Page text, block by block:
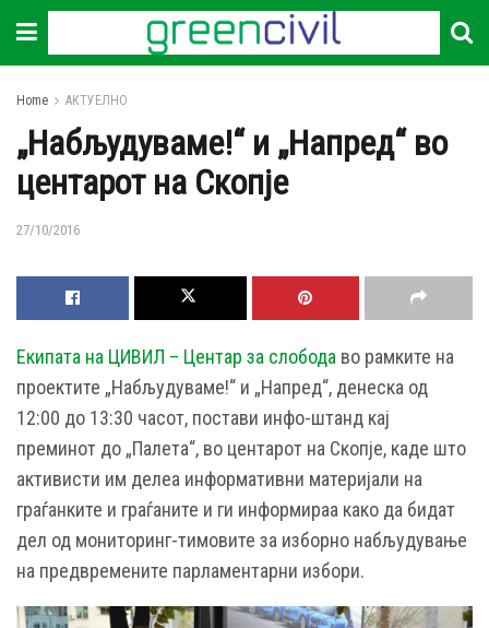
Home АКТУЕЛНО
„Набљудуваме!“ и „Напред“ во
центарот на Скопје
27/10/2016
Екипата на ЦИВИЛ – Центар за слобода во рамките на
проектите „Набљудуваме!“ и „Напред“, денеска од
12:00 до 13:30 часот, постави инфо-штанд кај
преминот до „Палета“, во центарот на Скопје, каде што
активисти им делеа информативни материјали на
граѓанките и граѓаните и ги информираа како да бидат
дел од мониторинг-тимовите за изборно набљудување
на предвремените парламентарни избори.